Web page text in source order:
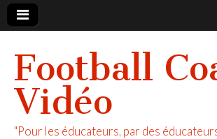
Football
Vidéo
"Pour les éducateurs, par des